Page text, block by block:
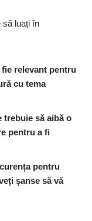
să luați în
relevant pentru
cu tema
trebuie să aibă o
pentru a fi
pentru
șanse să vă